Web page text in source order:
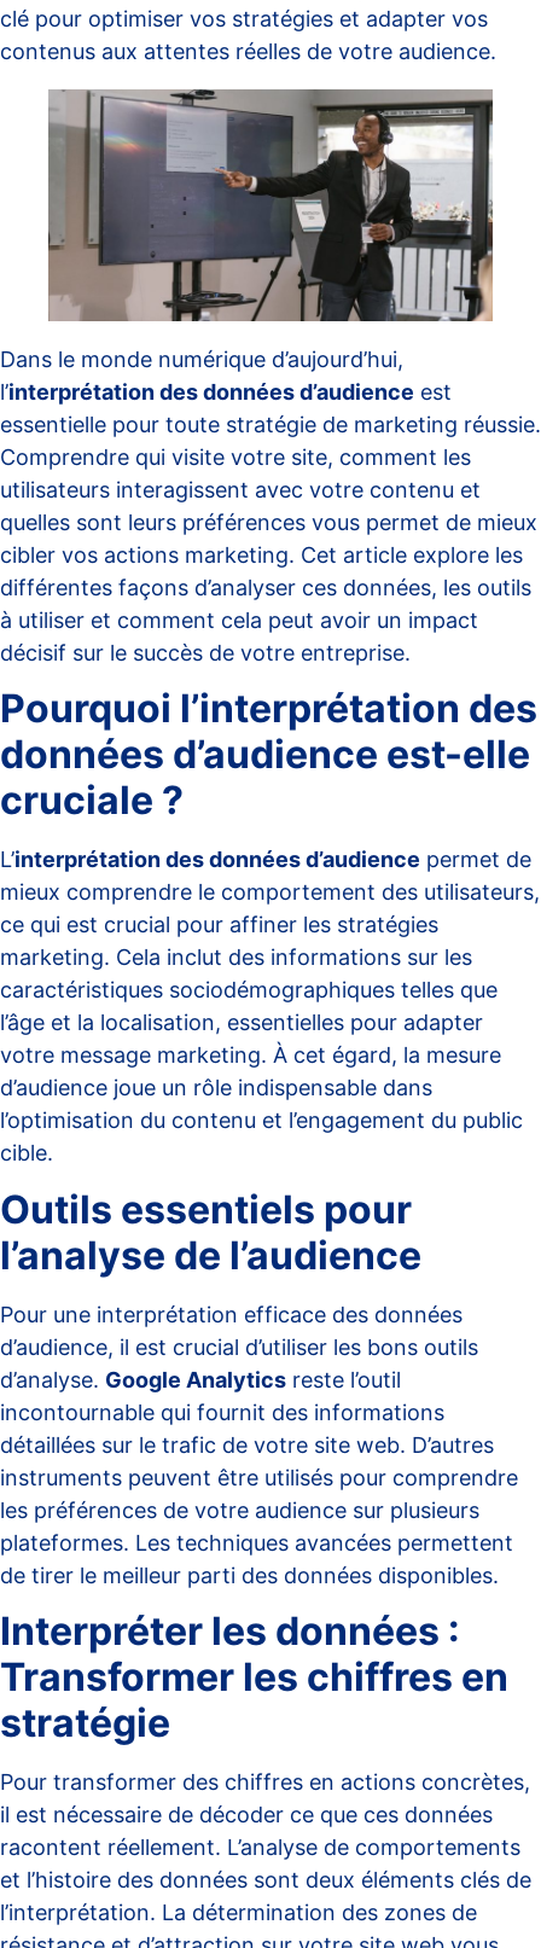
clé pour optimiser vos stratégies et adapter vos
contenus aux attentes réelles de votre audience.
Dans le monde numérique d’aujourd’hui,
l’interprétation des données d’audience est
essentielle pour toute stratégie de marketing réussie.
Comprendre qui visite votre site, comment les
utilisateurs interagissent avec votre contenu et
quelles sont leurs préférences vous permet de mieux
cibler vos actions marketing. Cet article explore les
différentes façons d’analyser ces données, les outils
à utiliser et comment cela peut avoir un impact
décisif sur le succès de votre entreprise.
Pourquoi l’interprétation des
données d’audience est-elle
cruciale ?
L’interprétation des données d’audience permet de
mieux comprendre le comportement des utilisateurs,
ce qui est crucial pour affiner les stratégies
marketing. Cela inclut des informations sur les
caractéristiques sociodémographiques telles que
l’âge et la localisation, essentielles pour adapter
votre message marketing. À cet égard, la mesure
d’audience joue un rôle indispensable dans
l’optimisation du contenu et l’engagement du public
cible.
Outils essentiels pour
l’analyse de l’audience
Pour une interprétation efficace des données
d’audience, il est crucial d’utiliser les bons outils
d’analyse. Google Analytics reste l’outil
incontournable qui fournit des informations
détaillées sur le trafic de votre site web. D’autres
instruments peuvent être utilisés pour comprendre
les préférences de votre audience sur plusieurs
plateformes. Les techniques avancées permettent
de tirer le meilleur parti des données disponibles.
Interpréter les données :
Transformer les chiffres en
stratégie
Pour transformer des chiffres en actions concrètes,
il est nécessaire de décoder ce que ces données
racontent réellement. L’analyse de comportements
et l’histoire des données sont deux éléments clés de
l’interprétation. La détermination des zones de